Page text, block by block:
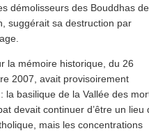
démolisseurs des Bouddhas de
suggérait sa destruction par
la mémoire historique, du 26
2007, avait provisoirement
la basilique de la Vallée des
devait continuer d’être un lieu
mais les concentrations